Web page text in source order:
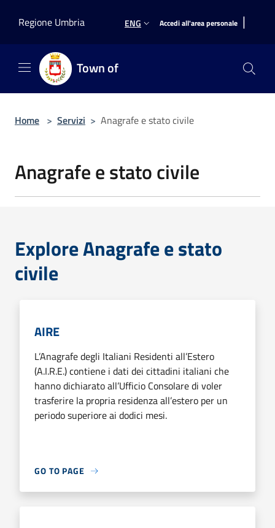
Regione Umbria
ENG Accedi all'area personale |
Town of
Home > Servizi > Anagrafe e stato civile
Anagrafe e stato civile
Explore Anagrafe e stato
civile
AIRE
L’Anagrafe degli Italiani Residenti all’Estero
(A.I.R.E.) contiene i dati dei cittadini italiani che
hanno dichiarato all’Ufficio Consolare di voler
trasferire la propria residenza all’estero per un
periodo superiore ai dodici mesi.
GO TO PAGE